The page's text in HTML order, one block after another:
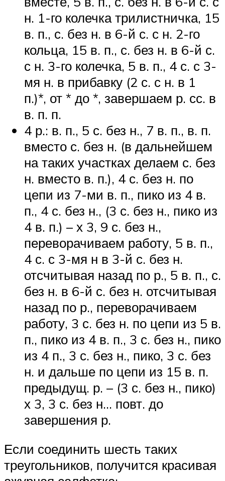
н. 1-го колечка трилистничка, 15
в. п., с. без н. в 6-й с. с н. 2-го
кольца, 15 в. п., с. без н. в 6-й с.
с н. 3-го колечка, 5 в. п., 4 с. с 3-
мя н. в прибавку (2 с. с н. в 1
п.)*, от * до *, завершаем р. сс. в
в. п. п.
4 р.: в. п., 5 с. без н., 7 в. п., в. п.
вместо с. без н. (в дальнейшем
на таких участках делаем с. без
н. вместо в. п.), 4 с. без н. по
цепи из 7-ми в. п., пико из 4 в.
п., 4 с. без н., (3 с. без н., пико из
4 в. п.) – х 3, 9 с. без н.,
переворачиваем работу, 5 в. п.,
4 с. с 3-мя н в 3-й с. без н.
отсчитывая назад по р., 5 в. п., с.
без н. в 6-й с. без н. отсчитывая
назад по р., переворачиваем
работу, 3 с. без н. по цепи из 5 в.
п., пико из 4 в. п., 3 с. без н., пико
из 4 п., 3 с. без н., пико, 3 с. без
н. и дальше по цепи из 15 в. п.
предыдущ. р. – (3 с. без н., пико)
х 3, 3 с. без н… повт. до
завершения р.
Если соединить шесть таких
треугольников, получится красивая